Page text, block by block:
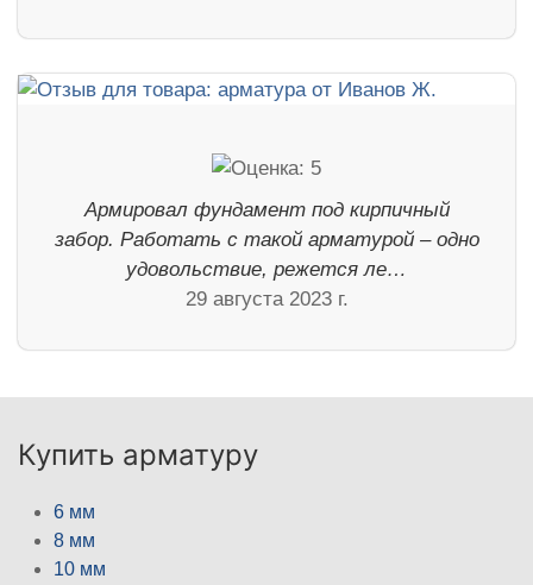
Армировал фундамент под кирпичный
забор. Работать с такой арматурой – одно
удовольствие, режется ле…
29 августа 2023 г.
Купить арматуру
6 мм
8 мм
10 мм